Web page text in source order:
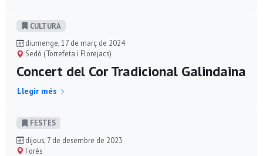
CULTURA
diumenge, 17 de març de 2024
Sedó (Torrefeta i Florejacs)
Concert del Cor Tradicional Galindaina
Llegir més
FESTES
dijous, 7 de desembre de 2023
Forès